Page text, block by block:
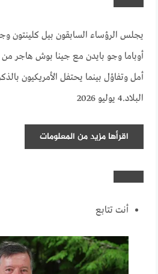
يجلس الرؤساء السابقون بيل كلينتون
البلاد.4 يوليو 2026
اقرأها مزيد من المعلومات
أنت تتابع